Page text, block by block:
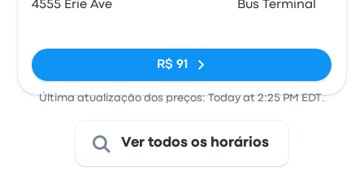
4555 Erie Ave
Bus Terminal
R$ 91
Última atualização dos preços: Today at 2:25 PM EDT.
Ver todos os horários